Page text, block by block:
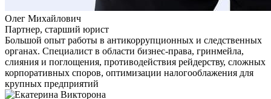
Олег Михайлович
Партнер, старший юрист
Большой опыт работы в антикоррупционных и следственных
органах. Специалист в области бизнес-права, гринмейла,
слияния и поглощения, противодействия рейдерству, сложных
корпоративных споров, оптимизации налогооблажения для
крупных предприятий